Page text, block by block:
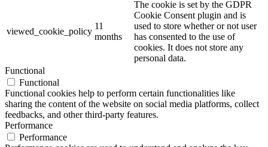
viewed_cookie_policy
11
months
The cookie is set by the GDPR
Cookie Consent plugin and is
used to store whether or not user
has consented to the use of
cookies. It does not store any
personal data.
Functional
Functional
Functional cookies help to perform certain functionalities like
sharing the content of the website on social media platforms, collect
feedbacks, and other third-party features.
Performance
Performance